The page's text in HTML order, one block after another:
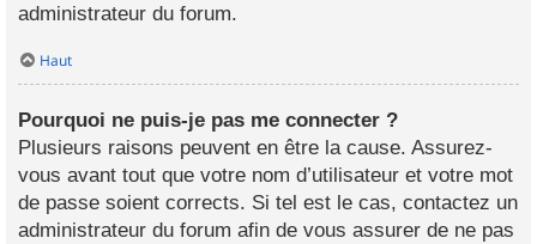
administrateur du forum.
Haut
Pourquoi ne puis-je pas me connecter ?
Plusieurs raisons peuvent en être la cause. Assurez-
vous avant tout que votre nom d’utilisateur et votre mot
de passe soient corrects. Si tel est le cas, contactez un
administrateur du forum afin de vous assurer de ne pas